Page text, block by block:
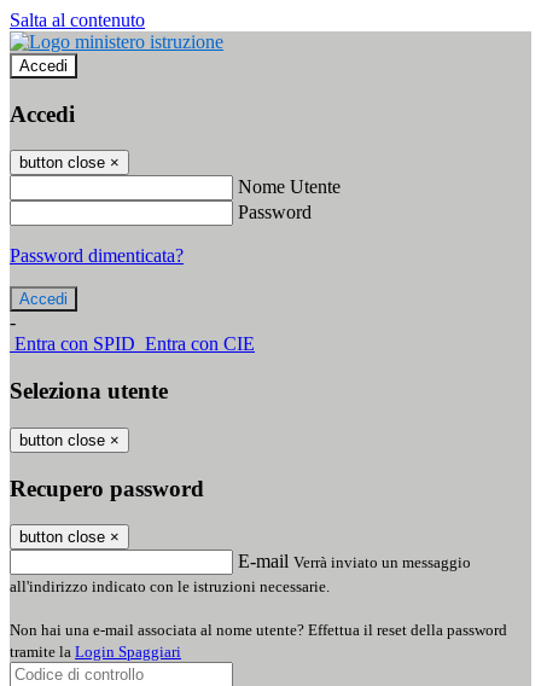
Salta al contenuto
Accedi
Accedi
button close ×
Nome Utente
Password
Password dimenticata?
-
Entra con SPID Entra con CIE
Seleziona utente
button close ×
Recupero password
button close ×
E-mail Verrà inviato un messaggio
all'indirizzo indicato con le istruzioni necessarie.
Non hai una e-mail associata al nome utente? Effettua il reset della password
tramite la Login Spaggiari